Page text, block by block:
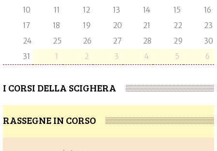
10
11 12 13 14 15
16
17
18 19 20 21 22
23
24
25 26 27 28 29
30
31
1 2 3 4 5 6
I CORSI DELLA SCIGHERA
RASSEGNE IN CORSO